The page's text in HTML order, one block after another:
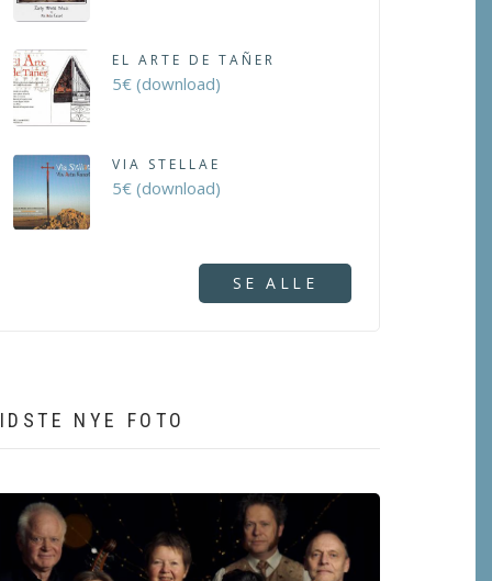
EL ARTE DE TAÑER
5€ (download)
VIA STELLAE
5€ (download)
SE ALLE
NYE FOTO